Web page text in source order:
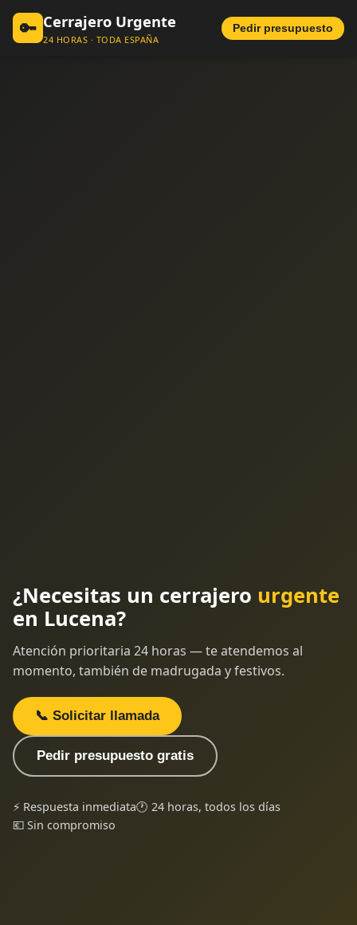
🔑 Cerrajero Urgente
24 HORAS · TODA ESPAÑA
Pedir presupuesto
¿Necesitas un cerrajero urgente
en Lucena?
Atención prioritaria 24 horas — te atendemos al
momento, también de madrugada y festivos.
📞 Solicitar llamada
Pedir presupuesto gratis
⚡ Respuesta inmediata🕐 24 horas, todos los días
💶 Sin compromiso